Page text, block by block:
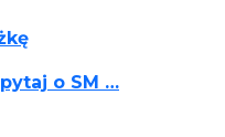
o SM …